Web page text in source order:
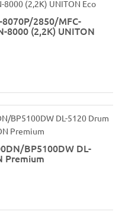
2850/MFC-
(2,2K) UNITON
BP5100DW DL-
Premium